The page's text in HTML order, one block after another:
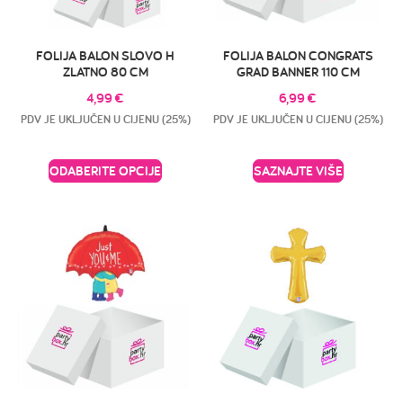
FOLIJA BALON SLOVO H
ZLATNO 80 CM
4,99€
PDV JE UKLJUČEN U CIJENU (25%)
ODABERITE OPCIJE
FOLIJA BALON CONGRATS
GRAD BANNER 110 CM
6,99€
PDV JE UKLJUČEN U CIJENU (25%)
SAZNAJTE VIŠE